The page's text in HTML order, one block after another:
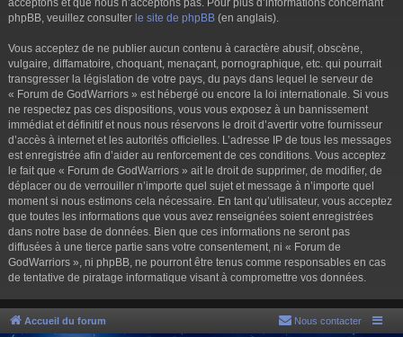
acceptons et que nous n’acceptons pas. Pour plus d’informations concernant
phpBB, veuillez consulter le site de phpBB (en anglais).
Vous acceptez de ne publier aucun contenu à caractère abusif, obscène,
vulgaire, diffamatoire, choquant, menaçant, pornographique, etc. qui pourrait
transgresser la législation de votre pays, du pays dans lequel le serveur de
« Forum de GodWarriors » est hébergé ou encore la loi internationale. Si vous
ne respectez pas ces dispositions, vous vous exposez à un bannissement
immédiat et définitif et nous nous réservons le droit d’avertir votre fournisseur
d’accès à internet et les autorités officielles. L’adresse IP de tous les messages
est enregistrée afin d’aider au renforcement de ces conditions. Vous acceptez
le fait que « Forum de GodWarriors » ait le droit de supprimer, de modifier, de
déplacer ou de verrouiller n’importe quel sujet et message à n’importe quel
moment si nous estimons cela nécessaire. En tant qu’utilisateur, vous acceptez
que toutes les informations que vous avez renseignées soient enregistrées
dans notre base de données. Bien que ces informations ne seront pas
diffusées à une tierce partie sans votre consentement, ni « Forum de
GodWarriors », ni phpBB, ne pourront être tenus comme responsables en cas
de tentative de piratage informatique visant à compromettre vos données.
Accueil du forum Nous contacter